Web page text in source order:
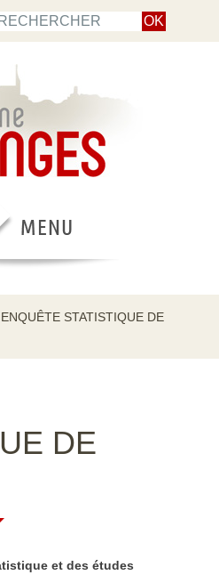
ENQUÊTE STATISTIQUE DE
DE
et des études